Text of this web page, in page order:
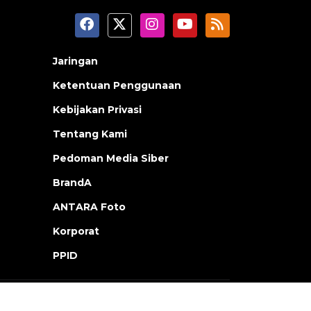
Jaringan
Ketentuan Penggunaan
Kebijakan Privasi
Tentang Kami
Pedoman Media Siber
BrandA
ANTARA Foto
Korporat
PPID